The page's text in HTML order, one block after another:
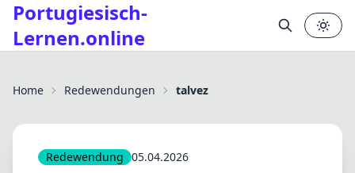
Portugiesisch-
Lernen.online
Home Redewendungen talvez
Redewendung 05.04.2026